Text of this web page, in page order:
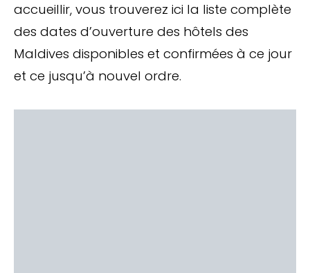
accueillir, vous trouverez ici la liste complète
des dates d’ouverture des hôtels des
Maldives disponibles et confirmées à ce jour
et ce jusqu’à nouvel ordre.